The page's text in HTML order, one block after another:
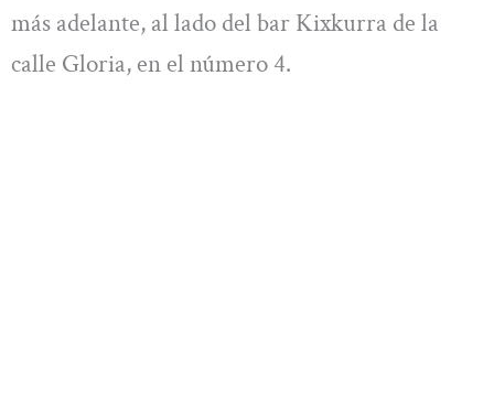
más adelante, al lado del bar Kixkurra de la
calle Gloria, en el número 4.